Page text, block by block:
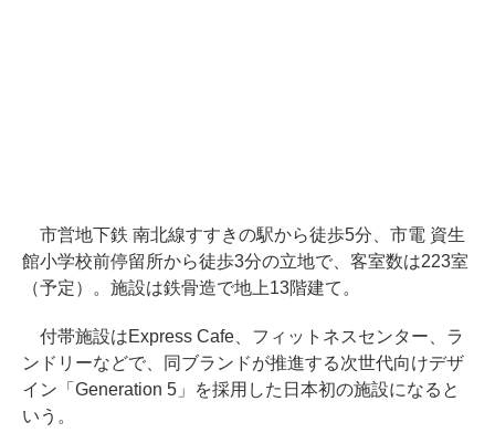
市営地下鉄 南北線すすきの駅から徒歩5分、市電 資生
館小学校前停留所から徒歩3分の立地で、客室数は223室
（予定）。施設は鉄骨造で地上13階建て。
付帯施設はExpress Cafe、フィットネスセンター、ラ
ンドリーなどで、同ブランドが推進する次世代向けデザ
イン「Generation 5」を採用した日本初の施設になると
いう。